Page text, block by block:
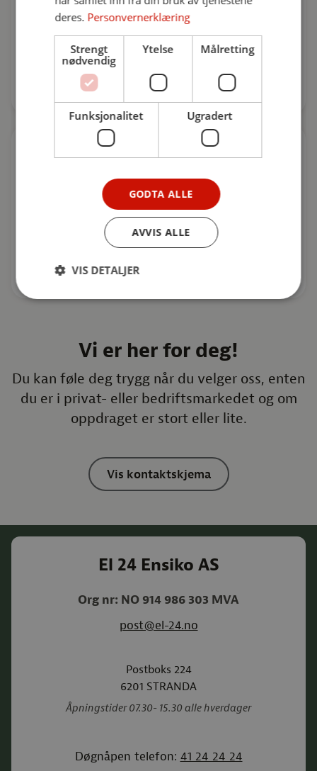
Besøk oss
Molværsveien 6B
Kontaktskjema
Fyll ut skjema
Vi er her for deg!
Du kan føle deg trygg når du velger oss, enten
du er i privat- eller bedriftsmarkedet og om
oppdraget er stort eller lite.
Vis kontaktskjema
El 24 Ensiko AS
Org nr: NO 914 986 303 MVA
post@el-24.no
Postboks 224
6201 STRANDA
Åpningstider 07.30- 15.30 alle hverdager
Døgnåpen telefon: 41 24 24 24
deres. Personvernerklæring
Strengt
nødvendig
Ytelse Målretting
Funksjonalitet Ugradert
GODTA ALLE
AVVIS ALLE
VIS DETALJER